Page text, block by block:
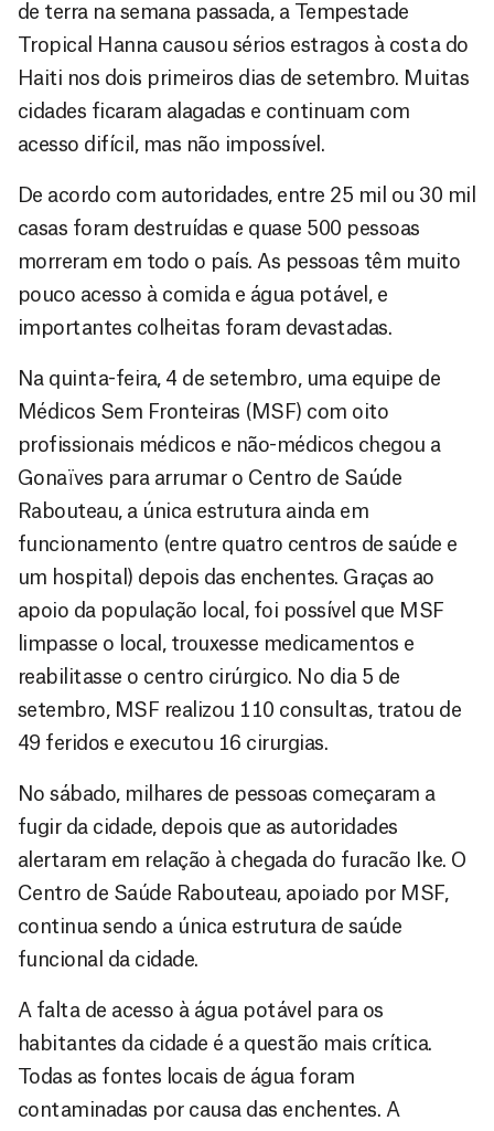
de terra na semana passada, a Tempestade
Tropical Hanna causou sérios estragos à costa do
Haiti nos dois primeiros dias de setembro. Muitas
cidades ficaram alagadas e continuam com
acesso difícil, mas não impossível.
De acordo com autoridades, entre 25 mil ou 30 mil
casas foram destruídas e quase 500 pessoas
morreram em todo o país. As pessoas têm muito
pouco acesso à comida e água potável, e
importantes colheitas foram devastadas.
Na quinta-feira, 4 de setembro, uma equipe de
Médicos Sem Fronteiras (MSF) com oito
profissionais médicos e não-médicos chegou a
Gonaïves para arrumar o Centro de Saúde
Rabouteau, a única estrutura ainda em
funcionamento (entre quatro centros de saúde e
um hospital) depois das enchentes. Graças ao
apoio da população local, foi possível que MSF
limpasse o local, trouxesse medicamentos e
reabilitasse o centro cirúrgico. No dia 5 de
setembro, MSF realizou 110 consultas, tratou de
49 feridos e executou 16 cirurgias.
No sábado, milhares de pessoas começaram a
fugir da cidade, depois que as autoridades
alertaram em relação à chegada do furacão Ike. O
Centro de Saúde Rabouteau, apoiado por MSF,
continua sendo a única estrutura de saúde
funcional da cidade.
A falta de acesso à água potável para os
habitantes da cidade é a questão mais crítica.
Todas as fontes locais de água foram
contaminadas por causa das enchentes. A